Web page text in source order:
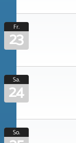
Fr.
23
Sa.
24
So.